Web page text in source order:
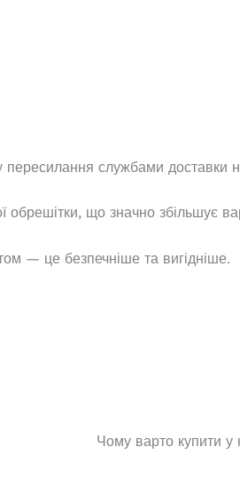
пересилання службами доставки
що значно збільшує
— це безпечніше та вигідніше.
Чому варто купити у